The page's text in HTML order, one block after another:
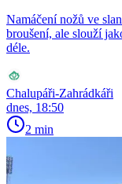
Namáčení nožů ve
broušení, ale slouží
déle.
Chalupáři-Zahrádkáři
dnes, 18:50
2 min